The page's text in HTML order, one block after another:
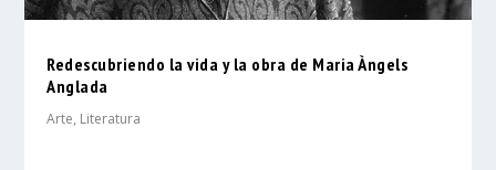
Redescubriendo la vida y la obra de Maria Àngels
Anglada
Arte, Literatura